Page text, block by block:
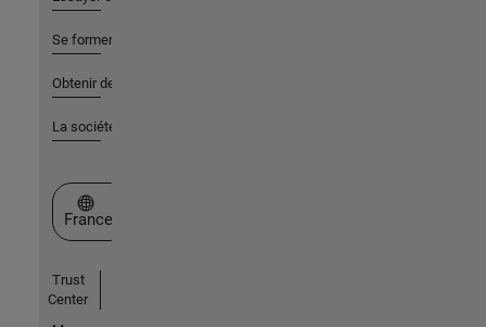
Se former
Obtenir de l'aide
La société
Sélectionner un site web
France
Trust
Center